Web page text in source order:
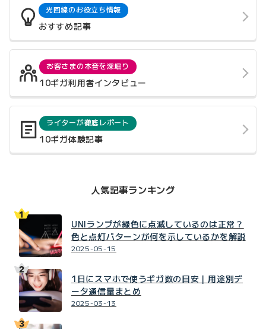
光回線のお役立ち情報
おすすめ記事
お客さまの本音を深堀り
10ギガ利用者インタビュー
ライターが徹底レポート
10ギガ体験記事
人気記事ランキング
UNIランプが緑色に点滅しているのは正常？
色と点灯パターンが何を示しているかを解説
2025-05-15
1日にスマホで使うギガ数の目安｜用途別デ
ータ通信量まとめ
2025-03-13